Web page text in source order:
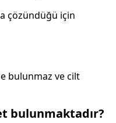
çözündüğü için
bulunmaz ve cilt
bulunmaktadır?